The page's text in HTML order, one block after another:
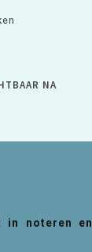
NA
in noteren en